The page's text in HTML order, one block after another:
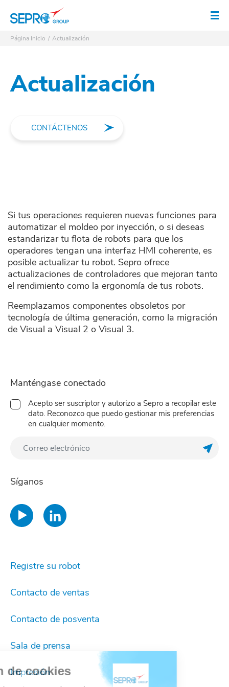
Página Inicio Actualización
Actualización
CONTÁCTENOS
Si tus operaciones requieren nuevas funciones para
automatizar el moldeo por inyección, o si deseas
estandarizar tu flota de robots para que los
operadores tengan una interfaz HMI coherente, es
posible actualizar tu robot. Sepro ofrece
actualizaciones de controladores que mejoran tanto
el rendimiento como la ergonomía de tus robots.
Reemplazamos componentes obsoletos por
tecnología de última generación, como la migración
de Visual a Visual 2 o Visual 3.
Manténgase conectado
Acepto ser suscriptor y autorizo a Sepro a recopilar este
dato. Reconozco que puedo gestionar mis preferencias
en cualquier momento.
Síganos
Registre su robot
Contacto de ventas
Contacto de posventa
Sala de prensa
Impresiónde cookies